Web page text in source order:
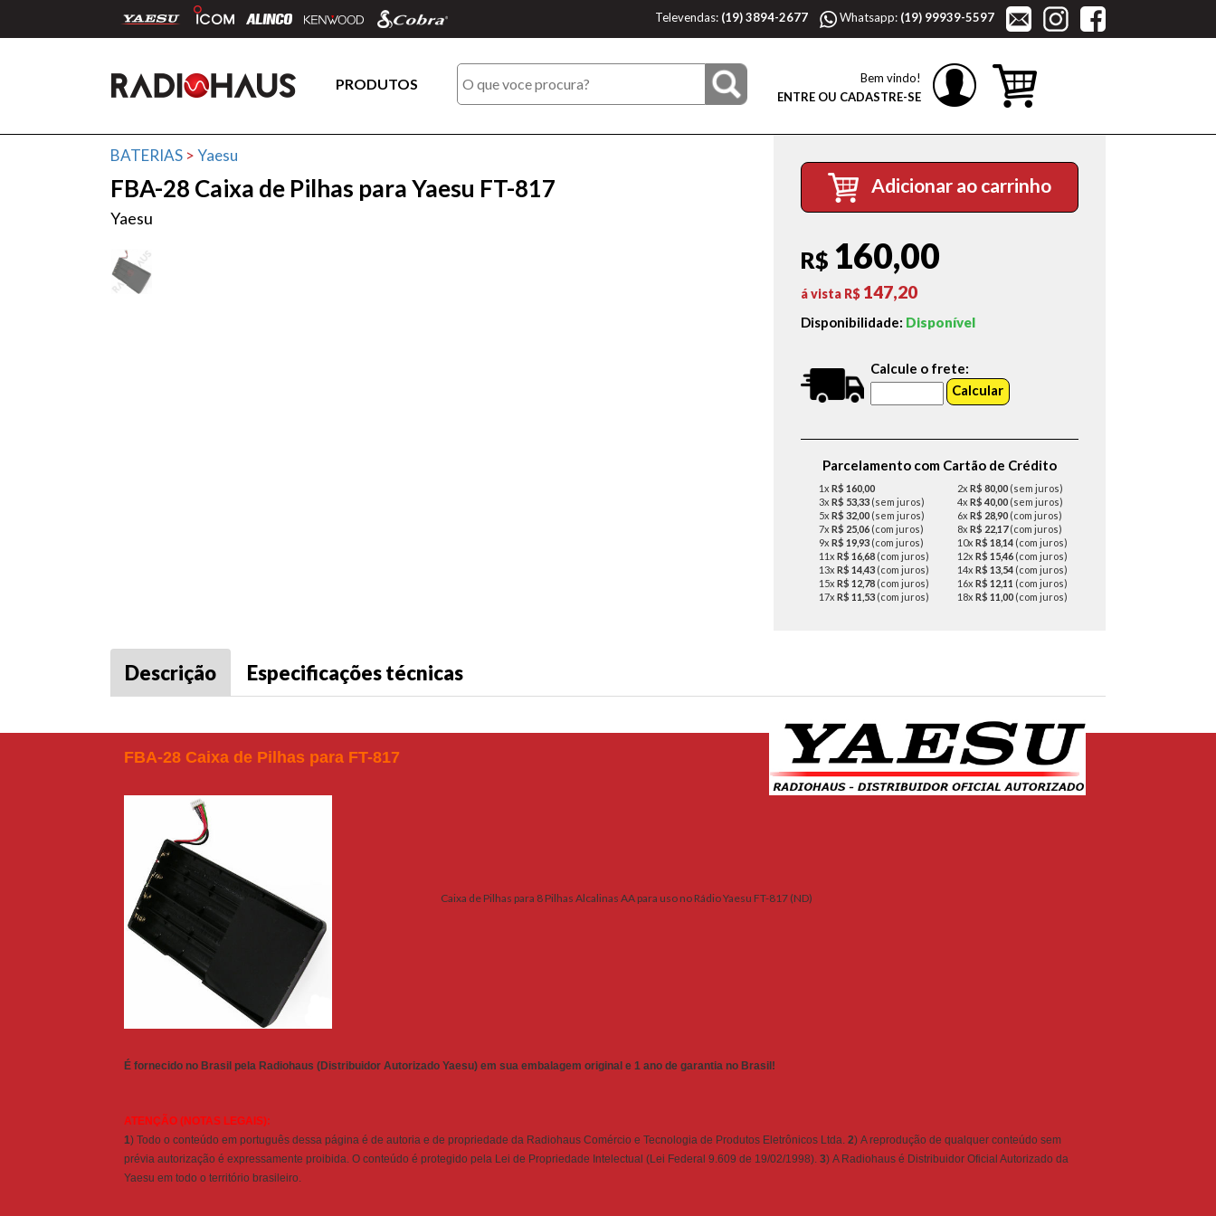
Televendas: (19) 3894-2677 Whatsapp: (19) 99939-5597
PRODUTOS
Bem vindo!
ENTRE OU CADASTRE-SE
BATERIAS >Yaesu
FBA-28 Caixa de Pilhas para Yaesu FT-817
Yaesu
Adicionar ao carrinho
R$ 160,00
á vista R$ 147,20
Disponibilidade: Disponível
Calcule o frete:
Parcelamento com Cartão de Crédito
1xR$ 160,00 2xR$ 80,00 (sem juros)
3xR$ 53,33 (sem juros) 4xR$ 40,00 (sem juros)
5xR$ 32,00 (sem juros) 6xR$ 28,90 (com juros)
7xR$ 25,06 (com juros) 8xR$ 22,17(com juros)
9xR$ 19,93 (com juros) 10xR$ 18,14 (com juros)
11xR$ 16,68 (com juros) 12xR$ 15,46 (com juros)
13xR$ 14,43 (com juros) 14xR$ 13,54 (com juros)
15xR$ 12,78 (com juros) 16xR$ 12,11 (com juros)
17xR$ 11,53 (com juros) 18xR$ 11,00 (com juros)
Descrição Especificações técnicas
FBA-28 Caixa de Pilhas para FT-817
Caixa de Pilhas para 8 Pilhas Alcalinas AA para uso no Rádio Yaesu FT-817 (ND)
É fornecido no Brasil pela Radiohaus (Distribuidor Autorizado Yaesu) em sua embalagem original e 1 ano de garantia no Brasil!
ATENÇÃO (NOTAS LEGAIS):
1) Todo o conteúdo em português dessa página é de autoria e de propriedade da Radiohaus Comércio e Tecnologia de Produtos Eletrônicos Ltda. 2) A reprodução de qualquer conteúdo sem
prévia autorização é expressamente proibida. O conteúdo é protegido pela Lei de Propriedade Intelectual (Lei Federal 9.609 de 19/02/1998). 3) A Radiohaus é Distribuidor Oficial Autorizado da
Yaesu em todo o território brasileiro.